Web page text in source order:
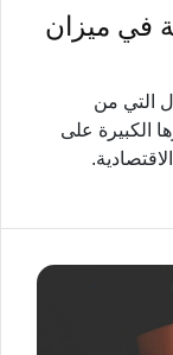
في ميزان
التي من
الكبيرة على